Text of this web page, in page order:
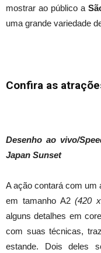
mostrar ao público a
uma grande variedade
Confira as
Desenho ao vivo/
Japan Sunset
A ação contará com um
em tamanho A2(420
alguns detalhes em
com suas técnicas,
estande. Dois deles